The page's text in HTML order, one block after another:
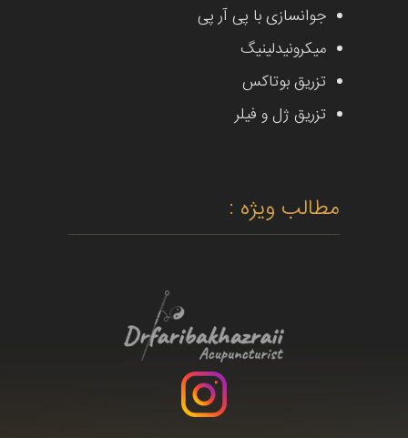
جوانسازی با پی آر پی
میکرونیدلینیگ
تزریق بوتاکس
تزریق ژل و فیلر
مطالب ویژه :